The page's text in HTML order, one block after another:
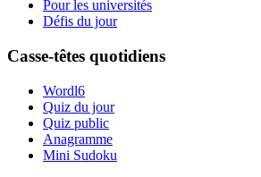
Pour les universités
Défis du jour
Casse-têtes quotidiens
Wordl6
Quiz du jour
Quiz public
Anagramme
Mini Sudoku